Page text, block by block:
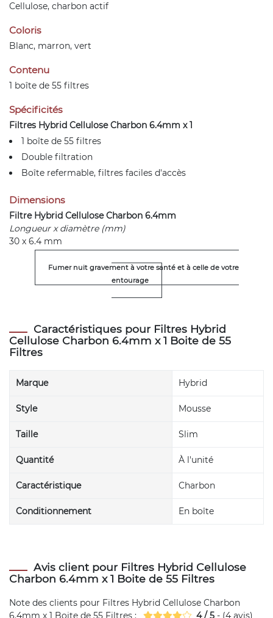
Cellulose, charbon actif
Coloris
Blanc, marron, vert
Contenu
1 boîte de 55 filtres
Spécificités
Filtres Hybrid Cellulose Charbon 6.4mm x 1
1 boîte de 55 filtres
Double filtration
Boîte refermable, filtres faciles d'accès
Dimensions
Filtre Hybrid Cellulose Charbon 6.4mm
Longueur x diamètre (mm)
30 x 6.4 mm
Fumer nuit gravement à votre santé et à celle de votre
entourage
Caractéristiques pour Filtres Hybrid
Cellulose Charbon 6.4mm x 1 Boite de 55
Filtres
Marque Hybrid
Style Mousse
Taille Slim
Quantité À l'unité
Caractéristique Charbon
Conditionnement En boîte
Avis client pour Filtres Hybrid Cellulose
Charbon 6.4mm x 1 Boite de 55 Filtres
Note des clients pour Filtres Hybrid Cellulose Charbon
6.4mm x 1 Boite de 55 Filtres : 4/5 - (4 avis)